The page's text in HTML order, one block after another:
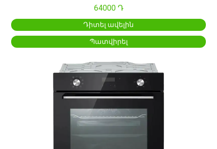
64000 Դ
Դիտել ավելին
Պատվիրել